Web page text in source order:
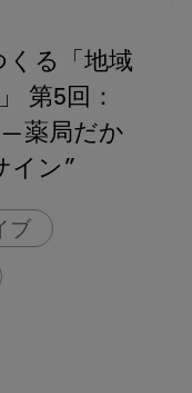
くる「地域
第5回：
薬局だか
イン”
ブ